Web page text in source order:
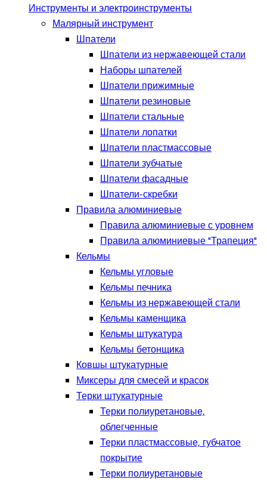
Инструменты и электроинструменты
Малярный инструмент
Шпатели
Шпатели из нержавеющей стали
Наборы шпателей
Шпатели прижимные
Шпатели резиновые
Шпатели стальные
Шпатели лопатки
Шпатели пластмассовые
Шпатели зубчатые
Шпатели фасадные
Шпатели-скребки
Правила алюминиевые
Правила алюминиевые с уровнем
Правила алюминиевые "Трапеция"
Кельмы
Кельмы угловые
Кельмы печника
Кельмы из нержавеющей стали
Кельмы каменщика
Кельмы штукатура
Кельмы бетонщика
Ковшы штукатурные
Миксеры для смесей и красок
Терки штукатурные
Терки полиуретановые,
облегченные
Терки пластмассовые, губчатое
покрытие
Терки полиуретановые